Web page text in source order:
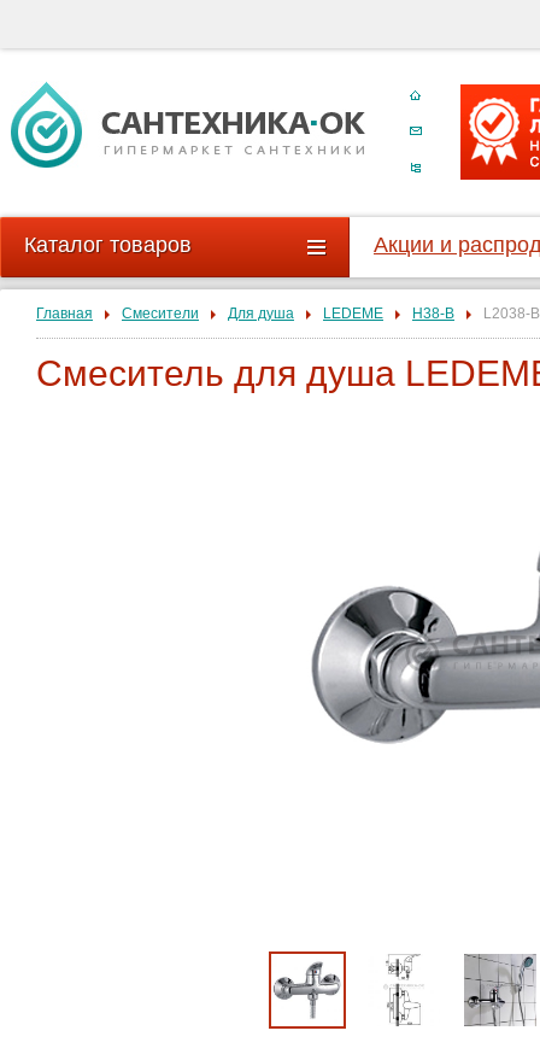
Каталог товаров Акции и
Главная Смесители Для душа LEDEME H38-B L2038-B
Смеситель для душа